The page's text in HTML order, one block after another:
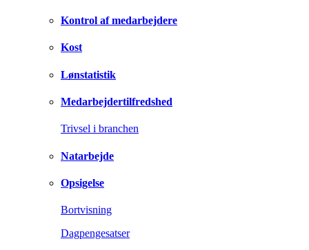
Kontrol af medarbejdere
Kost
Lønstatistik
Medarbejdertilfredshed
Trivsel i branchen
Natarbejde
Opsigelse
Bortvisning
Dagpengesatser